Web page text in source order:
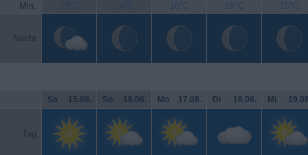
Min. 19°C 14°C 16°C 19°C 15°C
Nacht
Sa. 15.08. So. 16.08. Mo. 17.08. Di. 18.08. Mi.
Tag